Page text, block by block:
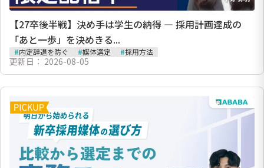
【27卒後半戦】決め手は学生の納得 ― 採用計画達成の
「あと一歩」を決めきる...
#内定辞退を防ぐ #媒体選定 #採用方法
更新日： 2026-08-05